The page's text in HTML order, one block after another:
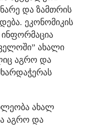
და ზამთრის
ეკონომიკის
ინფორმაცია
ახალი
აგრო და
ახალ
აგრო და